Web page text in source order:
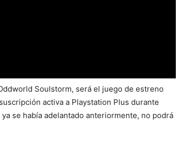
Soulstorm, será el juego de estreno
activa a Playstation Plus durante
se había adelantado anteriormente, no podrá